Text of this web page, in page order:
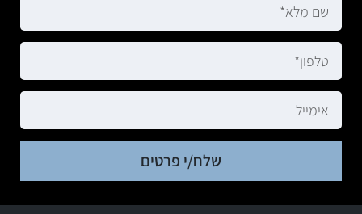
שלח/י פרטים